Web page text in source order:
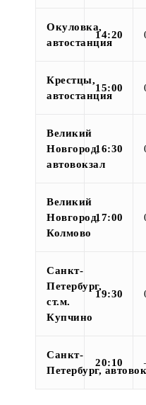
Окуловка,
автостанция
14:20
Крестцы,
автостанция
15:00
Великий
Новгород,
автовокзал
16:30
Великий
Новгород,
Колмово
17:00
Санкт-
Петербург,
ст.м.
Купчино
19:30
Санкт-
Петербург,
20:10